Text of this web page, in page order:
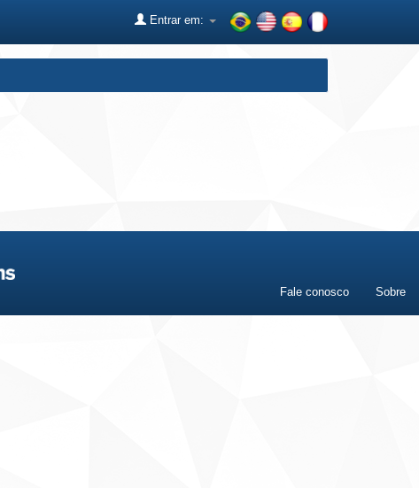
Entrar em:
Fale conosco Sobre